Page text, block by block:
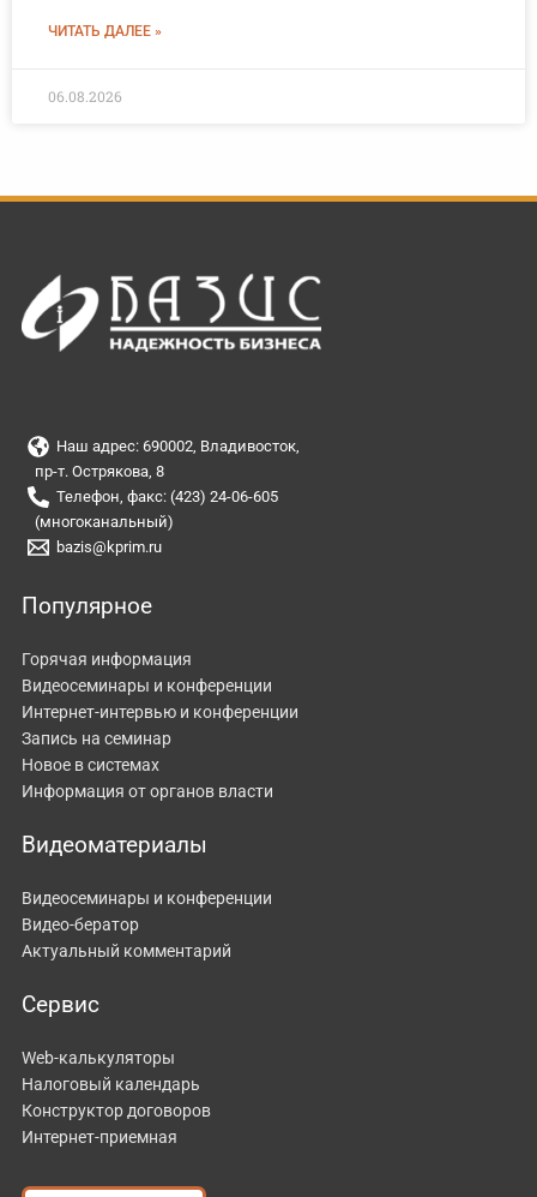
ЧИТАТЬ ДАЛЕЕ »
06.08.2026
Наш адрес: 690002, Владивосток,
пр-т. Острякова, 8
Телефон, факс: (423) 24-06-605
(многоканальный)
bazis@kprim.ru
Популярное
Горячая информация
Видеосеминары и конференции
Интернет-интервью и конференции
Запись на семинар
Новое в системах
Информация от органов власти
Видеоматериалы
Видеосеминары и конференции
Видео-бератор
Актуальный комментарий
Сервис
Web-калькуляторы
Налоговый календарь
Конструктор договоров
Интернет-приемная